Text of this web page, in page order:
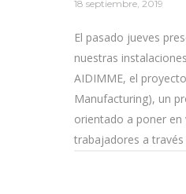
18 septiembre, 2019
El pasado jueves
nuestras
AIDIMME, el
Manufacturing), un
orientado a poner en
trabajadores a través